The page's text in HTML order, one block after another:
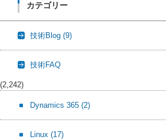
カテゴリー
技術Blog (9)
技術FAQ
(2,242)
Dynamics 365 (2)
Linux (17)